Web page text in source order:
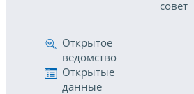
совет
Открытое
ведомство
Открытые
данные